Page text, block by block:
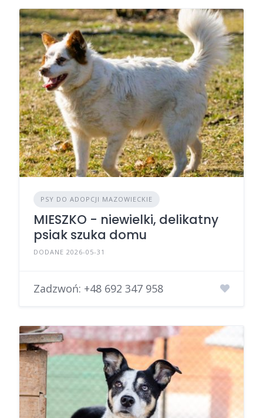
PSY DO ADOPCJI MAZOWIECKIE
MIESZKO - niewielki, delikatny
psiak szuka domu
DODANE 2026-05-31
Zadzwoń: +48 692 347 958